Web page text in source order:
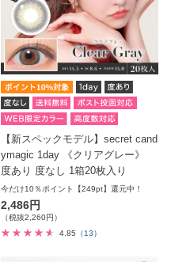
【新スペックモデル】secret cand
ymagic 1day 《クリアグレー》
度あり 度なし 1箱20枚入り
今だけ10％ポイント【249pt】還元中！
2,486円
（税抜2,260円）
4.85
（13）